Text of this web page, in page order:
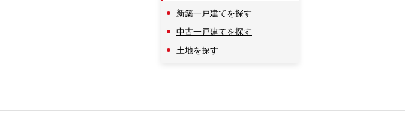
新築一戸建てを探す
中古一戸建てを探す
土地を探す